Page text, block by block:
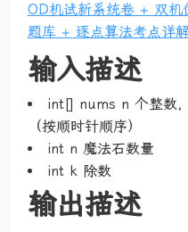
OD机试新系统卷 + 双机
题库 + 逐点算法考点详
输入描述
int[] nums n 个整数
（按顺时针顺序）
int n 魔法石数量
int k 除数
输出描述